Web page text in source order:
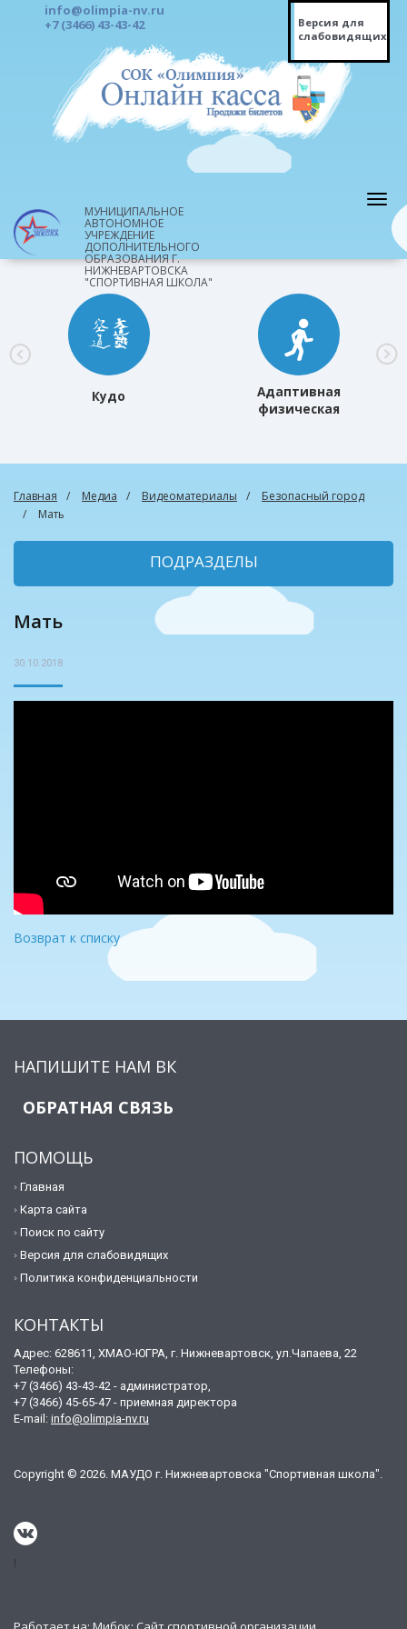
info@olimpia-nv.ru
+7 (3466) 43-43-42
Версия для
слабовидящих
МУНИЦИПАЛЬНОЕ
АВТОНОМНОЕ
УЧРЕЖДЕНИЕ
ДОПОЛНИТЕЛЬНОГО
ОБРАЗОВАНИЯ Г.
НИЖНЕВАРТОВСКА
"СПОРТИВНАЯ ШКОЛА"
Кудо
Адаптивная
физическая
Главная Медиа Видеоматериалы
Безопасный город
Мать
ПОДРАЗДЕЛЫ
Мать
30.10.2018
Возврат к списку
НАПИШИТЕ НАМ ВК
ОБРАТНАЯ СВЯЗЬ
ПОМОЩЬ
Главная
Карта сайта
Поиск по сайту
Версия для слабовидящих
Политика конфиденциальности
КОНТАКТЫ
Адрес: 628611, ХМАО-ЮГРА, г. Нижневартовск, ул.Чапаева, 22
Телефоны:
+7 (3466) 43-43-42 - администратор,
+7 (3466) 45-65-47 - приемная директора
E-mail: info@olimpia-nv.ru
Copyright © 2026. МАУДО г. Нижневартовска "Спортивная школа".
!